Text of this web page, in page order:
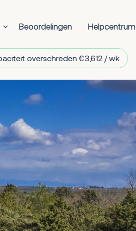
Beoordelingen Helpcentrum
overschreden €3,612 / wk